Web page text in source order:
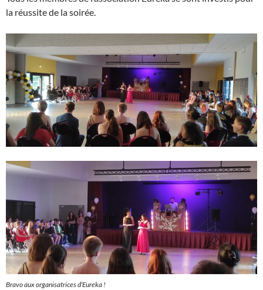
la réussite de la soirée.
Bravo aux organisatrices d’Eureka !